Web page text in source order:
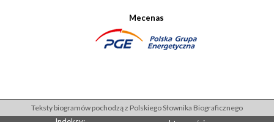
Mecenas
Teksty biogramów pochodzą z Polskiego Słownika Biograficznego